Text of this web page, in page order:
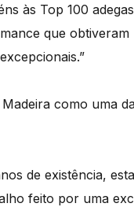
às Top 100
que
como uma
de existência,
feito por uma